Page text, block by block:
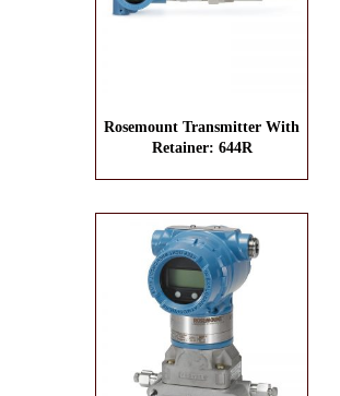
Rosemount Transmitter With
Retainer: 644R